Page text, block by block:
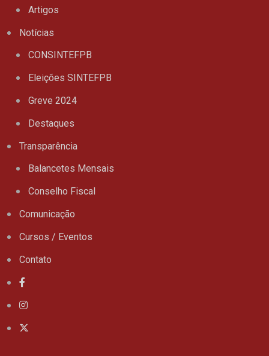
Artigos
Notícias
CONSINTEFPB
Eleições SINTEFPB
Greve 2024
Destaques
Transparência
Balancetes Mensais
Conselho Fiscal
Comunicação
Cursos / Eventos
Contato